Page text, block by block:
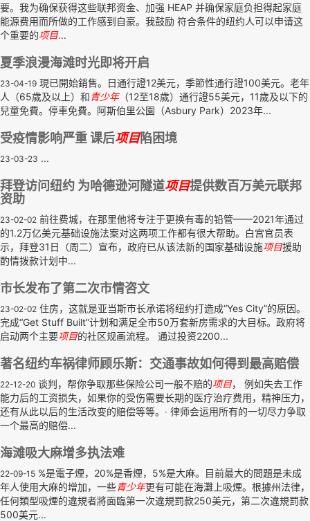
要。我为确保获得这些联邦资金、加强 HEAP 并确保家庭负担得起家庭
能源费用而所做的工作感到自豪。我鼓励 符合条件的纽约人可以申请这
个重要的项目...
夏季浪漫海滩时光即将开启
23-04-19 現已開始銷售。日通行證12美元，季節性通行證100美元。老年
人（65歲及以上）和青少年（12至18歲）通行證55美元，11歲及以下的
兒童免費。停車免費。阿斯伯里公園（Asbury Park）2023年...
受疫情影响严重 课后项目陷困境
23-03-23 ...
拜登访问纽约 为哈德逊河隧道项目提供数百万美元联邦
资助
23-02-02 前往费城，在那里他将专注于更换有毒的铅管——2021年通过
的1.2万亿美元基础设施法案对这两项工作都有很大帮助。白宫官员表
示，拜登31日（周二）宣布，政府已从该法新的国家基础设施项目援助
酌情拨款计划中...
市长发布了第二次市情咨文
23-02-02 住房，这就是亚当斯市长承诺将纽约打造成“Yes City”的原因。
完成“Get Stuff Built”计划和满足全市50万套新房需求的大目标。政府将
启动两个主要项目的社区规画流程。 通过投资2200...
著名纽约车祸律师顾乐斯：交通事故如何得到最高赔偿
22-12-20 谈判，帮你争取那些保险公司一般不赔的项目， 例如失去工作
能力后的工资损失，如果你的受伤需要长期的医疗治疗费用，精神压力，
还有从此以后的生活改变的赔偿等等。‧ 律师会运用所有的一切尽力争取
一个最高的赔偿...
海滩吸大麻增多执法难
22-09-15 %是電子煙，20%是香煙，5%是大麻。目前最大的問題是未成
年人使用大麻的增加，一些青少年更有可能在海灘上吸煙。根據州法律，
任何類型吸煙的違規者將面臨第一次違規罰款250美元，第二次違規罰款
500美元...